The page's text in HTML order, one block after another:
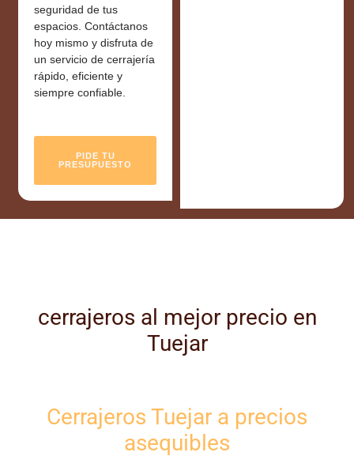
seguridad de tus
espacios. Contáctanos
hoy mismo y disfruta de
un servicio de cerrajería
rápido, eficiente y
siempre confiable.
PIDE TU
PRESUPUESTO
Cerrajeros Tuejar a precios
asequibles
cerrajeros al mejor precio en
Tuejar